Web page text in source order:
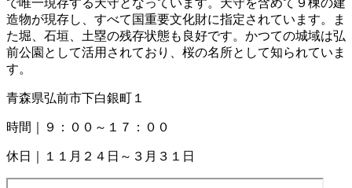
造物が現存し、すべて国重要文化財に指定されています。ま
た堀、石垣、土塁の残存状態も良好です。かつての城域は弘
前公園として活用されており、桜の名所として知られていま
す。
青森県弘前市下白銀町１
時間｜９：００～１７：００
休日｜１１月２４日～３月３１日